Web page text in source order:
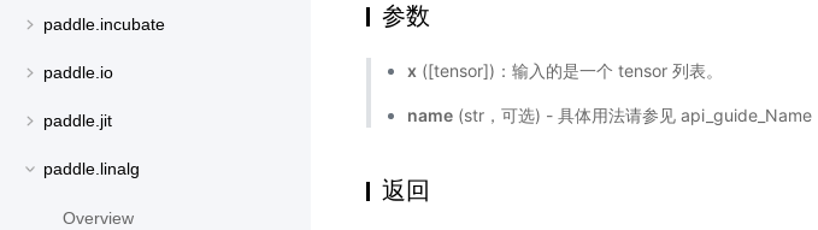
paddle.incubate
paddle.io
paddle.jit
paddle.linalg
Overview
参数
x ([tensor])：输入的是一个 tensor 列表。
name (str，可选) - 具体用法请参见api_guide_Name
返回